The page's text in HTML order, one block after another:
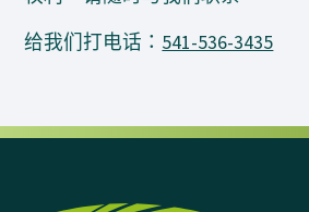
给我们打电话： 541-536-3435